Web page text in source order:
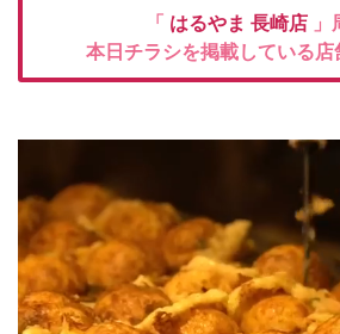
「 はるやま 長崎店
本日チラシを掲載している店